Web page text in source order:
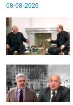
08-08-2026